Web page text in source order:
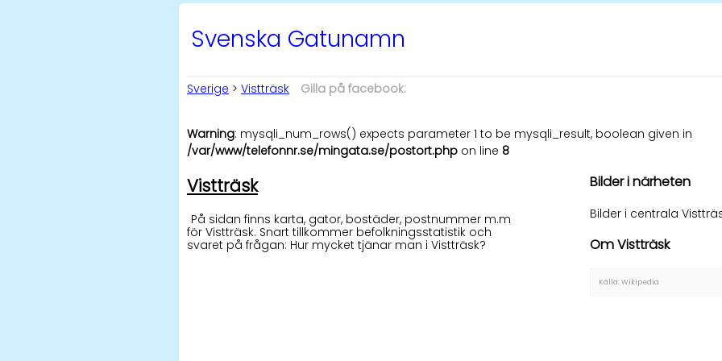
Svenska Gatunamn
Sverige > Vistträsk Gilla på facebook:
Warning: mysqli_num_rows() expects parameter 1 to be mysqli_result, boolean given in
/var/www/telefonnr.se/mingata.se/postort.php on line 8
Vistträsk
På sidan finns karta, gator, bostäder, postnummer m.m
för Vistträsk. Snart tillkommer befolkningsstatistik och
svaret på frågan: Hur mycket tjänar man i Vistträsk?
Bilder i närheten
Bilder i centrala
Om Vistträsk
Källa: Wikipedia